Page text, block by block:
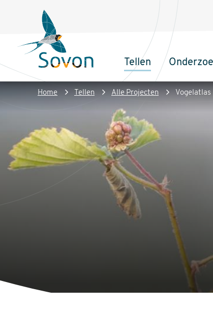
inhoud
Sovon
Homepage
Tellen
Kruimelpad
Home Tellen Alle Projecten Vogelatlas